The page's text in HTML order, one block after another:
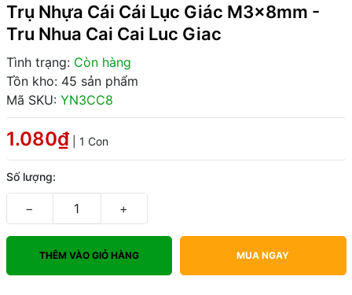
Trụ Nhựa Cái Cái Lục Giác M3x8mm -
Tru Nhua Cai Cai Luc Giac
Tình trạng: Còn hàng
Tồn kho: 45 sản phẩm
Mã SKU: YN3CC8
1.080₫ | 1 Con
Số lượng:
− +
THÊM VÀO GIỎ HÀNG MUA NGAY